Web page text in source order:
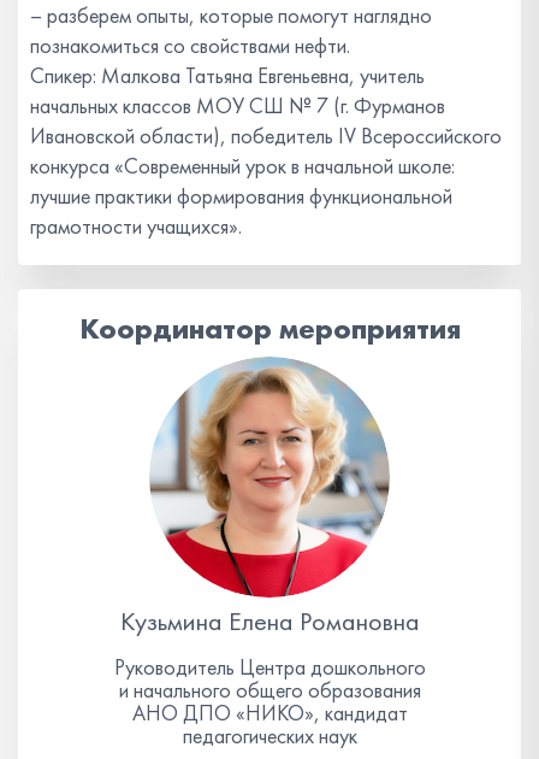
– разберем опыты, которые помогут наглядно
познакомиться со свойствами нефти.
Спикер: Малкова Татьяна Евгеньевна, учитель
начальных классов МОУ СШ № 7 (г. Фурманов
Ивановской области), победитель IV Всероссийского
конкурса «Современный урок в начальной школе:
лучшие практики формирования функциональной
грамотности учащихся».
Координатор мероприятия
Кузьмина Елена Романовна
Руководитель Центра дошкольного
и начального общего образования
АНО ДПО «НИКО», кандидат
педагогических наук